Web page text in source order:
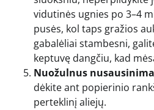
vidutinės ugnies po 3–4
pusės, kol taps gražios
gabalėliai stambesni,
keptuvę dangčiu, kad
Nuožulnus
dėkite ant popierinio
perteklinį aliejų.